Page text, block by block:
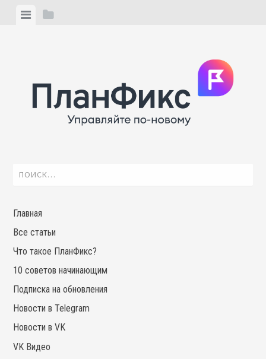
ViewView
Найти:
Главная
Все статьи
Что такое ПланФикс?
10 советов начинающим
Подписка на обновления
Новости в Telegram
Новости в VK
VK Видео